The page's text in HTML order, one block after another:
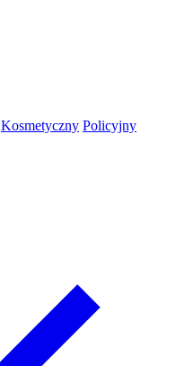
Kosmetyczny Policyjny